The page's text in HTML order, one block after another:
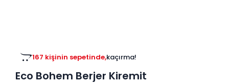
167 kişinin sepetinde,kaçırma!
Eco Bohem Berjer Kiremit